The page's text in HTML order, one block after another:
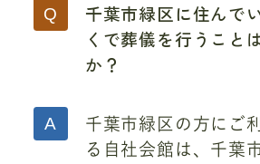
千葉市緑区に住んで
くで葬儀を行うこと
か？
千葉市緑区の方にご
る自社会館は、千葉